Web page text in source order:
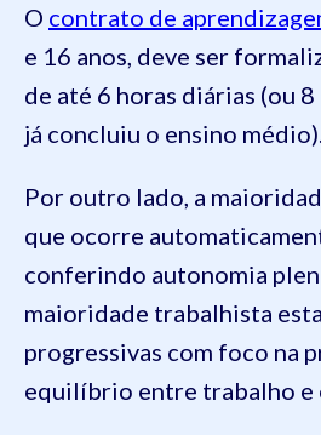
O contrato de
e 16 anos, deve ser
de até 6 horas diárias (ou
já concluiu o ensino médio).
Por outro lado, a
que ocorre
conferindo autonomia
maioridade trabalhista
progressivas com foco na
equilíbrio entre trabalho e